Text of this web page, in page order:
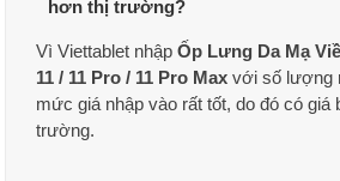
hơn thị trường?
Vì Viettablet nhậpỐp Lưng Da Mạ
11 / 11 Pro / 11 Pro Max với số lượng
mức giá nhập vào rất tốt, do đó có giá
trường.